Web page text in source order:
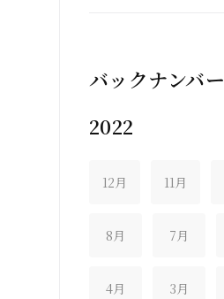
バックナンバー
2022
12月 11月
8月 7月
4月 3月